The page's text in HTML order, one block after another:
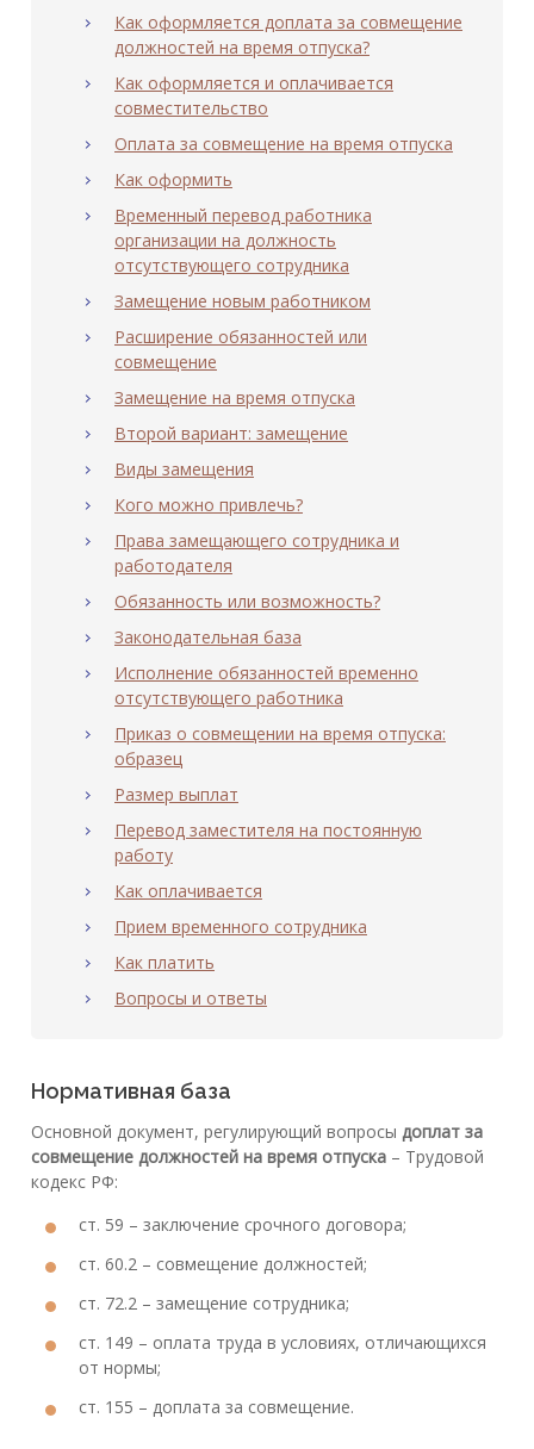
Как оформляется доплата за совмещение
должностей на время отпуска?
Как оформляется и оплачивается
совместительство
Оплата за совмещение на время отпуска
Как оформить
Временный перевод работника
организации на должность
отсутствующего сотрудника
Замещение новым работником
Расширение обязанностей или
совмещение
Замещение на время отпуска
Второй вариант: замещение
Виды замещения
Кого можно привлечь?
Права замещающего сотрудника и
работодателя
Обязанность или возможность?
Законодательная база
Исполнение обязанностей временно
отсутствующего работника
Приказ о совмещении на время отпуска:
образец
Размер выплат
Перевод заместителя на постоянную
работу
Как оплачивается
Прием временного сотрудника
Как платить
Вопросы и ответы
Нормативная база
Основной документ, регулирующий вопросы доплат за
совмещение должностей на время отпуска – Трудовой
кодекс РФ:
ст. 59 – заключение срочного договора;
ст. 60.2 – совмещение должностей;
ст. 72.2 – замещение сотрудника;
ст. 149 – оплата труда в условиях, отличающихся
от нормы;
ст. 155 – доплата за совмещение.